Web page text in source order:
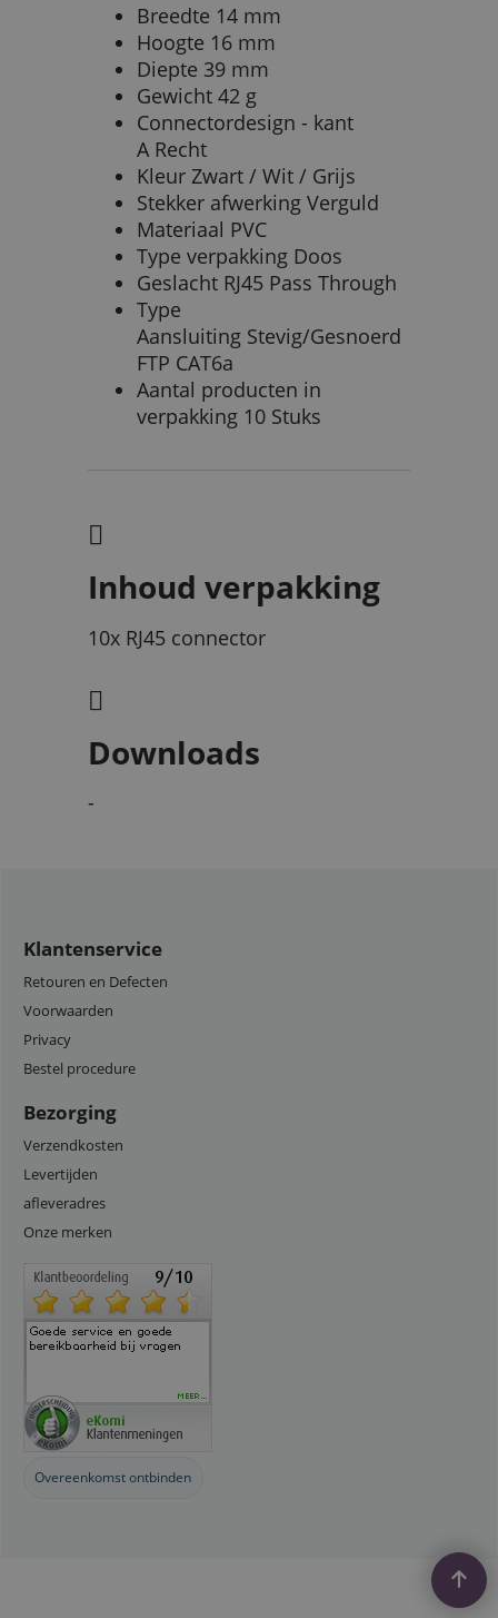
Breedte 14 mm
Hoogte 16 mm
Diepte 39 mm
Gewicht 42 g
Connectordesign - kant
A Recht
Kleur Zwart / Wit / Grijs
Stekker afwerking Verguld
Materiaal PVC
Type verpakking Doos
Geslacht RJ45 Pass Through
Type
Aansluiting Stevig/Gesnoerd
FTP CAT6a
Aantal producten in
verpakking 10 Stuks
Inhoud verpakking
10x RJ45 connector
Downloads
-
Klantenservice
Retouren en Defecten
Voorwaarden
Privacy
Bestel procedure
Bezorging
Verzendkosten
Levertijden
afleveradres
Onze merken
Overeenkomst ontbinden